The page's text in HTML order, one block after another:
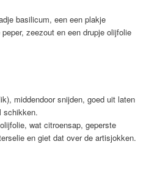
basilicum, een een plakje
zeezout en een drupje olijfolie
middendoor snijden, goed uit laten
schikken.
wat citroensap, geperste
en giet dat over de artisjokken.